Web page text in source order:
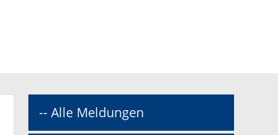
-- Alle Meldungen